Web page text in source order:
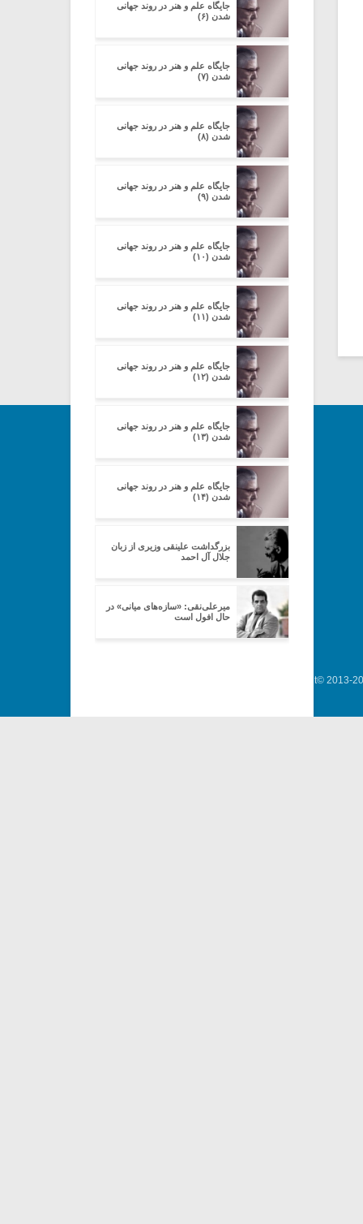
جایگاه علم و هنر در روند جهانی
شدن (۶)
جایگاه علم و هنر در روند جهانی
شدن (۷)
جایگاه علم و هنر در روند جهانی
شدن (۸)
جایگاه علم و هنر در روند جهانی
شدن (۹)
جایگاه علم و هنر در روند جهانی
شدن (۱۰)
جایگاه علم و هنر در روند جهانی
شدن (۱۱)
جایگاه علم و هنر در روند جهانی
شدن (۱۲)
جایگاه علم و هنر در روند جهانی
شدن (۱۳)
جایگاه علم و هنر در روند جهانی
شدن (۱۴)
بزرگداشت علینقی وزیری از زبان
جلال آل احمد
میرعلی‌نقی: «سازه‌های میانی» در
حال افول است
Copyright© 2013-